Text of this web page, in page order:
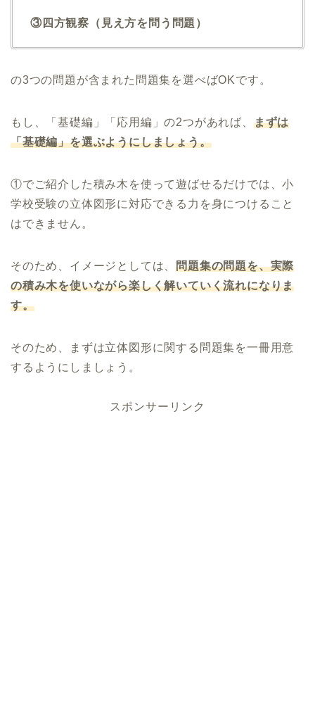
③四方観察（見え方を問う問題）
の3つの問題が含まれた問題集を選べばOKです。
もし、「基礎編」「応用編」の2つがあれば、 まずは
「基礎編」を選ぶようにしましょう。
①でご紹介した積み木を使って遊ばせるだけでは、小
学校受験の立体図形に対応できる力を身につけること
はできません。
そのため、イメージとしては、問題集の問題を、実際
の積み木を使いながら楽しく解いていく流れになりま
す。
そのため、まずは立体図形に関する問題集を一冊用意
するようにしましょう。
スポンサーリンク